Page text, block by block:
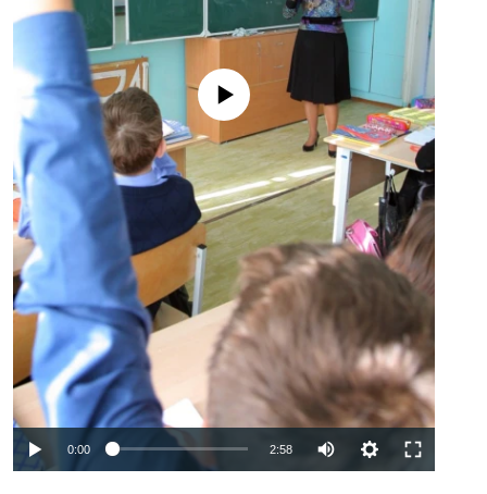
No media source currently available
0:00 2:58